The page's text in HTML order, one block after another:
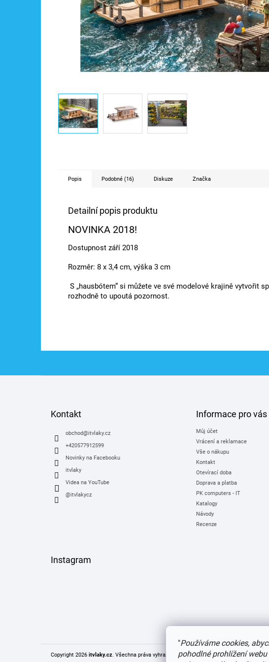
"Používáme cookies,
pohodlné prohlížení
Popis Podobné (16) Diskuze Značka
Detailní popis produktu
NOVINKA 2018!
Dostupnost září 2018
Rozměr: 8 x 3,4 cm, výška 3 cm
S „hausbótem“ si můžete ve své modelové krajině vytvořit
rozhodně to upoutá pozornost.
Kontakt
obchod@itvlaky.cz
+420577912599
Novinky na Facebooku
itvlaky
Videa na YouTube
@itvlakycz
Informace pro vás
Můj účet
Vrácení a reklamace
Vše o nákupu
Kontakt
Otevírací doba
Doprava a platba
PK computers - IT
Katalogy
Návody
Recenze
Instagram
Copyright 2026 itvlaky.cz. Všechna práva vyhrazena.Upravit nastavení cookies